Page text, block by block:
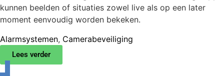
situaties worden snel gedetecteerd. Met een handige app
kunnen beelden of situaties zowel live als op een later
moment eenvoudig worden bekeken.
Alarmsystemen